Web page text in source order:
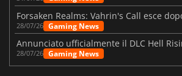
28/07/26 Gaming News
28/07/26 Gaming News